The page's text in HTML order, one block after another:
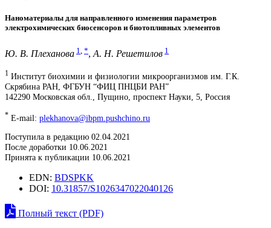
Наноматериалы для направленного изменения параметров
электрохимических биосенсоров и биотопливных элементов
Ю. В. Плеханова 1 *, А. Н. Решетилов 1
1 Институт биохимии и физиологии микроорганизмов им. Г.К.
Скрябина РАН, ФГБУН “ФИЦ ПНЦБИ РАН”
142290 Московская обл., Пущино, проспект Науки, 5, Россия
* E-mail: plekhanova@ibpm.pushchino.ru
Поступила в редакцию 02.04.2021
После доработки 10.06.2021
Принята к публикации 10.06.2021
EDN: BDSPKK
DOI: 10.31857/S1026347022040126
Полный текст (PDF)